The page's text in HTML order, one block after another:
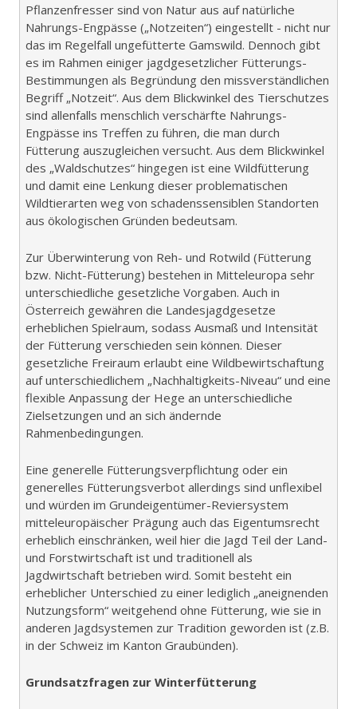
Pflanzenfresser sind von Natur aus auf natürliche
Nahrungs-Engpässe („Notzeiten“) eingestellt - nicht nur
das im Regelfall ungefütterte Gamswild. Dennoch gibt
es im Rahmen einiger jagdgesetzlicher Fütterungs-
Bestimmungen als Begründung den missverständlichen
Begriff „Notzeit“. Aus dem Blickwinkel des Tierschutzes
sind allenfalls menschlich verschärfte Nahrungs-
Engpässe ins Treffen zu führen, die man durch
Fütterung auszugleichen versucht. Aus dem Blickwinkel
des „Waldschutzes“ hingegen ist eine Wildfütterung
und damit eine Lenkung dieser problematischen
Wildtierarten weg von schadenssensiblen Standorten
aus ökologischen Gründen bedeutsam.
Zur Überwinterung von Reh- und Rotwild (Fütterung
bzw. Nicht-Fütterung) bestehen in Mitteleuropa sehr
unterschiedliche gesetzliche Vorgaben. Auch in
Österreich gewähren die Landesjagdgesetze
erheblichen Spielraum, sodass Ausmaß und Intensität
der Fütterung verschieden sein können. Dieser
gesetzliche Freiraum erlaubt eine Wildbewirtschaftung
auf unterschiedlichem „Nachhaltigkeits-Niveau“ und eine
flexible Anpassung der Hege an unterschiedliche
Zielsetzungen und an sich ändernde
Rahmenbedingungen.
Eine generelle Fütterungsverpflichtung oder ein
generelles Fütterungsverbot allerdings sind unflexibel
und würden im Grundeigentümer-Reviersystem
mitteleuropäischer Prägung auch das Eigentumsrecht
erheblich einschränken, weil hier die Jagd Teil der Land-
und Forstwirtschaft ist und traditionell als
Jagdwirtschaft betrieben wird. Somit besteht ein
erheblicher Unterschied zu einer lediglich „aneignenden
Nutzungsform“ weitgehend ohne Fütterung, wie sie in
anderen Jagdsystemen zur Tradition geworden ist (z.B.
in der Schweiz im Kanton Graubünden).
Grundsatzfragen zur Winterfütterung